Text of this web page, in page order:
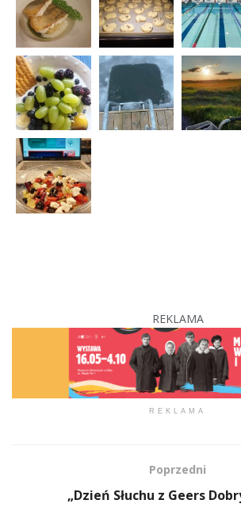
REKLAMA
REKLAMA
Poprzedni
„Dzień Słuchu z Geers